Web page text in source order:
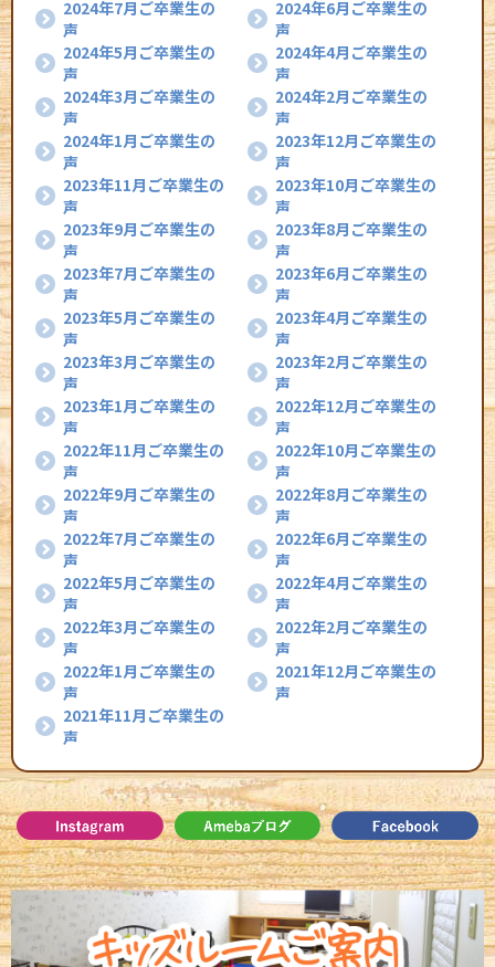
2024年7月ご卒業生の
声
2024年6月ご卒業生の
声
2024年5月ご卒業生の
声
2024年4月ご卒業生の
声
2024年3月ご卒業生の
声
2024年2月ご卒業生の
声
2024年1月ご卒業生の
声
2023年12月ご卒業生の
声
2023年11月ご卒業生の
声
2023年10月ご卒業生の
声
2023年9月ご卒業生の
声
2023年8月ご卒業生の
声
2023年7月ご卒業生の
声
2023年6月ご卒業生の
声
2023年5月ご卒業生の
声
2023年4月ご卒業生の
声
2023年3月ご卒業生の
声
2023年2月ご卒業生の
声
2023年1月ご卒業生の
声
2022年12月ご卒業生の
声
2022年11月ご卒業生の
声
2022年10月ご卒業生の
声
2022年9月ご卒業生の
声
2022年8月ご卒業生の
声
2022年7月ご卒業生の
声
2022年6月ご卒業生の
声
2022年5月ご卒業生の
声
2022年4月ご卒業生の
声
2022年3月ご卒業生の
声
2022年2月ご卒業生の
声
2022年1月ご卒業生の
声
2021年12月ご卒業生の
声
2021年11月ご卒業生の
声